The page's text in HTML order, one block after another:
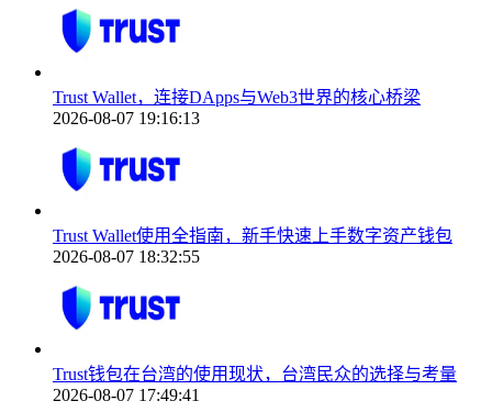
Trust Wallet，连接DApps与Web3世界的核心桥梁
2026-08-07 19:16:13
Trust Wallet使用全指南，新手快速上手数字资产钱包
2026-08-07 18:32:55
Trust钱包在台湾的使用现状，台湾民众的选择与考量
2026-08-07 17:49:41